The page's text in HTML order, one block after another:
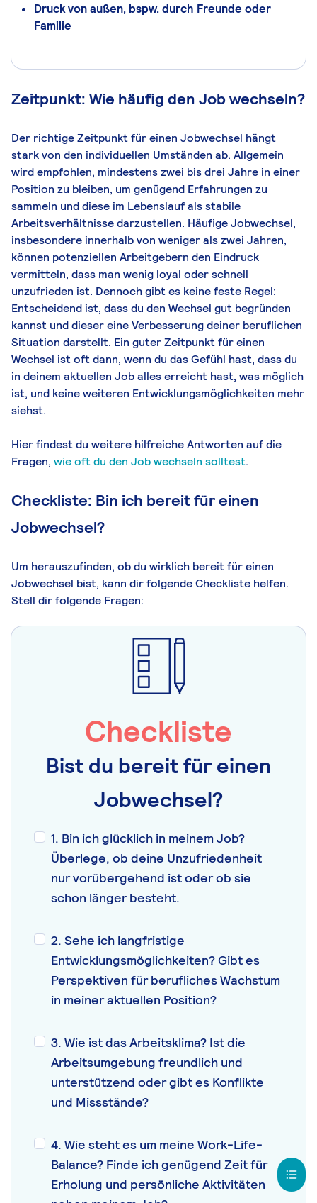
Druck von außen, bspw. durch Freunde oder
Familie
Zeitpunkt: Wie häufig den Job wechseln?
Der richtige Zeitpunkt für einen Jobwechsel hängt
stark von den individuellen Umständen ab. Allgemein
wird empfohlen, mindestens zwei bis drei Jahre in einer
Position zu bleiben, um genügend Erfahrungen zu
sammeln und diese im Lebenslauf als stabile
Arbeitsverhältnisse darzustellen. Häufige Jobwechsel,
insbesondere innerhalb von weniger als zwei Jahren,
können potenziellen Arbeitgebern den Eindruck
vermitteln, dass man wenig loyal oder schnell
unzufrieden ist. Dennoch gibt es keine feste Regel:
Entscheidend ist, dass du den Wechsel gut begründen
kannst und dieser eine Verbesserung deiner beruflichen
Situation darstellt. Ein guter Zeitpunkt für einen
Wechsel ist oft dann, wenn du das Gefühl hast, dass du
in deinem aktuellen Job alles erreicht hast, was möglich
ist, und keine weiteren Entwicklungsmöglichkeiten mehr
siehst.
Hier findest du weitere hilfreiche Antworten auf die
Fragen, wie oft du den Job wechseln solltest.
Checkliste: Bin ich bereit für einen
Jobwechsel?
Um herauszufinden, ob du wirklich bereit für einen
Jobwechsel bist, kann dir folgende Checkliste helfen.
Stell dir folgende Fragen:
Checkliste
Bist du bereit für einen
Jobwechsel?
1. Bin ich glücklich in meinem Job?
Überlege, ob deine Unzufriedenheit
nur vorübergehend ist oder ob sie
schon länger besteht.
2. Sehe ich langfristige
Entwicklungsmöglichkeiten? Gibt es
Perspektiven für berufliches Wachstum
in meiner aktuellen Position?
3. Wie ist das Arbeitsklima? Ist die
Arbeitsumgebung freundlich und
unterstützend oder gibt es Konflikte
und Missstände?
4. Wie steht es um meine Work-Life-
Balance? Finde ich genügend Zeit für
Erholung und persönliche Aktivitäten